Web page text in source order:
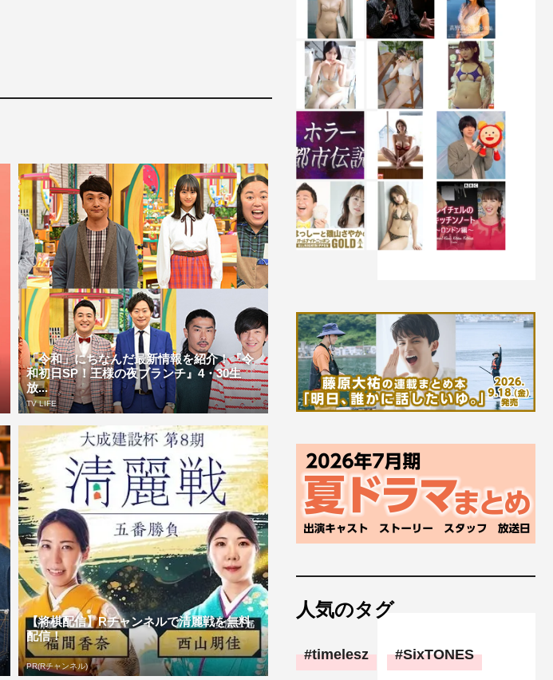
「令和」にちなんだ最新情報を紹介！『令
和初日SP！王様の夜ブランチ』4・30生
放...
TV LIFE
【将棋配信】Rチャンネルで清麗戦を無料
配信！
PR(Rチャンネル)
人気のタグ
timelesz SixTONES